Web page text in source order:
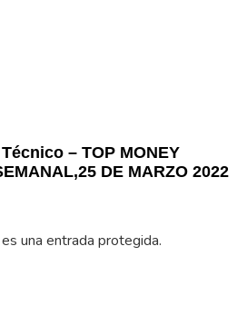
– TOP MONEY
DE MARZO 2022
una entrada protegida.